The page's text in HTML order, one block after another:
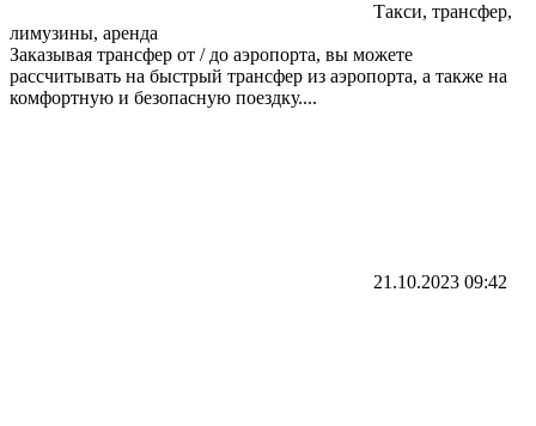
Такси, трансфер,
лимузины, аренда
Заказывая трансфер от / до аэропорта, вы можете
рассчитывать на быстрый трансфер из аэропорта, а также на
комфортную и безопасную поездку....
21.10.2023 09:42